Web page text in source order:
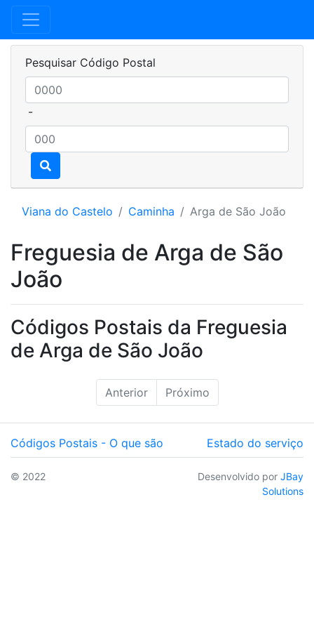
Pesquisar Código Postal
-
Viana do Castelo Caminha Arga de São João
Freguesia de Arga de São
João
Códigos Postais da Freguesia
de Arga de São João
Anterior Próximo
Códigos Postais - O que são Estado do serviço
© 2022 Desenvolvido por JBay
Solutions